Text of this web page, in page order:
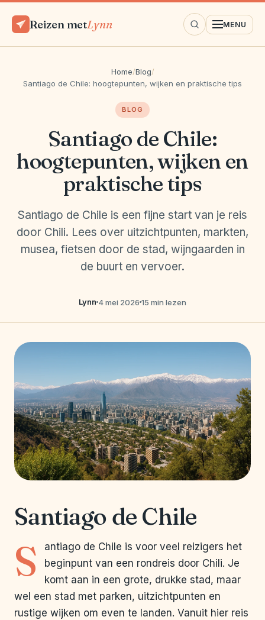
Reizen metLynn MENU
Home/Blog/
Santiago de Chile: hoogtepunten, wijken en praktische tips
BLOG
Santiago de Chile:
hoogtepunten, wijken en
praktische tips
Santiago de Chile is een fijne start van je reis
door Chili. Lees over uitzichtpunten, markten,
musea, fietsen door de stad, wijngaarden in
de buurt en vervoer.
Lynn 4 mei 2026 15 min lezen
Santiago de Chile
S
antiago de Chile is voor veel reizigers het
beginpunt van een rondreis door Chili. Je
komt aan in een grote, drukke stad, maar
wel een stad met parken, uitzichtpunten en
rustige wijken om even te landen. Vanuit hier reis